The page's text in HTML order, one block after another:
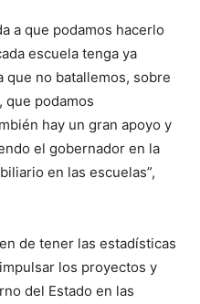
a que podamos hacerlo
escuela tenga ya
que no batallemos, sobre
que podamos
hay un gran apoyo y
el gobernador en la
en las escuelas”,
de tener las estadísticas
los proyectos y
del Estado en las